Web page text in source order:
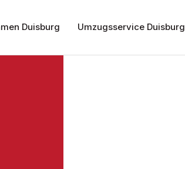
Duisburg Umzugsservice Duisburg